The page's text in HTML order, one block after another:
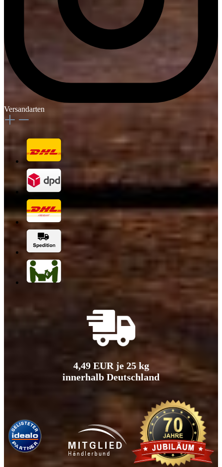
Versandarten
4,49 EUR je 25 kg
innerhalb Deutschland